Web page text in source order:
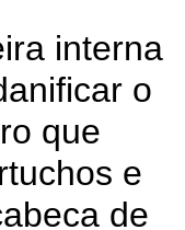
interna
o
que
e
de